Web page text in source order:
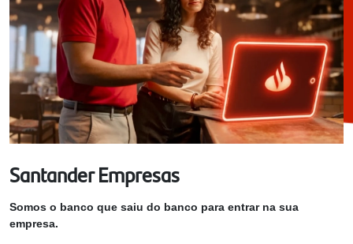
Santander Empresas
Somos o banco que saiu do banco para entrar na sua
empresa.